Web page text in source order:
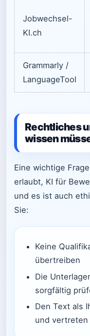
Jobwechsel-
KI.ch
Grammarly /
LanguageTool
Rechtliches
wissen
Eine wichtige
erlaubt, KI für
und es ist auch
Sie:
Keine
übertreiben
Die
sorgfältig
Den Text als
und vertreten